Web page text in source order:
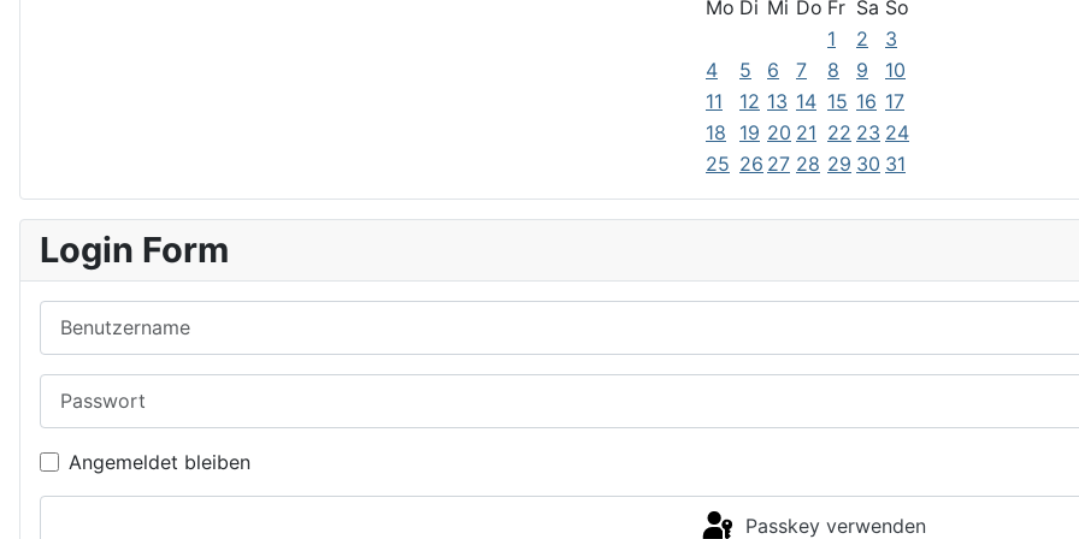
Mo Di Mi Do Fr Sa So
1
2
3
4
5 6 7 8 9
10
11
12 13 14 15 16 17
18
19 20 21 22 23 24
25 26 27 28 29 30 31
Login Form
Angemeldet bleiben
Passkey verwenden